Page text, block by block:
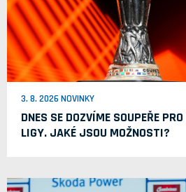
3. 8. 2026 NOVINKY
DNES SE DOZVÍME SOUPEŘE
LIGY. JAKÉ JSOU MOŽNOSTI?